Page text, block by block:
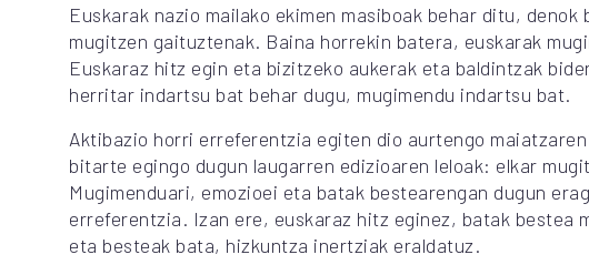
Euskarak nazio mailako ekimen masiboak behar ditu, denok
mugitzen gaituztenak. Baina horrekin batera, euskarak
Euskaraz hitz egin eta bizitzeko aukerak eta baldintzak
herritar indartsu bat behar dugu, mugimendu indartsu bat.
Aktibazio horri erreferentzia egiten dio aurtengo maiatzaren
bitarte egingo dugun laugarren edizioaren leloak: elkar
Mugimenduari, emozioei eta batak bestearengan dugun
erreferentzia. Izan ere, euskaraz hitz eginez, batak bestea
eta besteak bata, hizkuntza inertziak eraldatuz.